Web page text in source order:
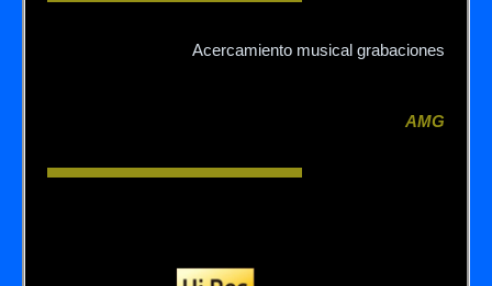
Acercamiento musical grabaciones
AMG